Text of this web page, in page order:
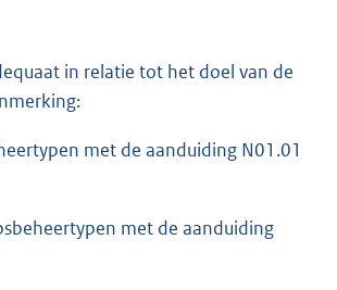
in relatie tot het doel van de
met de aanduiding N01.01
met de aanduiding